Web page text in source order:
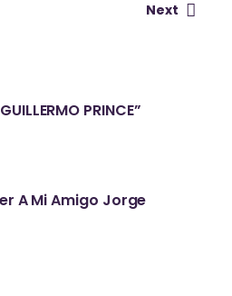
Next
PRINCE”
A Mi Amigo Jorge